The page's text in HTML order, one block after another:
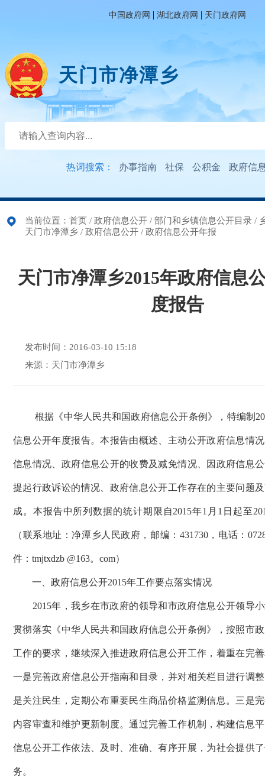
中国政府网 | 湖北政府网 | 天门政府网
天门市净潭乡
热词搜索： 办事指南 社保 公积金 政府信
当前位置： 首页 / 政府信息公开 / 部门和乡镇信息公开目录 /
天门市净潭乡 / 政府信息公开 / 政府信息公开年报
天门市净潭乡2015年政府信息
度报告
发布时间：2016-03-10 15:18
来源：天门市净潭乡
根据《中华人民共和国政府信息公开条例》，特编制
信息公开年度报告。本报告由概述、主动公开政府信息情
信息情况、政府信息公开的收费及减免情况、因政府信息
提起行政诉讼的情况、政府信息公开工作存在的主要问题
成。本报告中所列数据的统计期限自2015年1月1日起至
（联系地址：净潭乡人民政府，邮编：431730，电话：
件：tmjtxdzb @163。com）
一、政府信息公开2015年工作要点落实情况
2015年，我乡在市政府的领导和市政府信息公开领导小
贯彻落实《中华人民共和国政府信息公开条例》，按照市
工作的要求，继续深入推进政府信息公开工作，着重在完
一是完善政府信息公开指南和目录，并对相关栏目进行调
是关注民生，定期公布重要民生商品价格监测信息。三是
内容审查和维护更新制度。通过完善工作机制，构建信息
信息公开工作依法、及时、准确、有序开展，为社会提供
务。